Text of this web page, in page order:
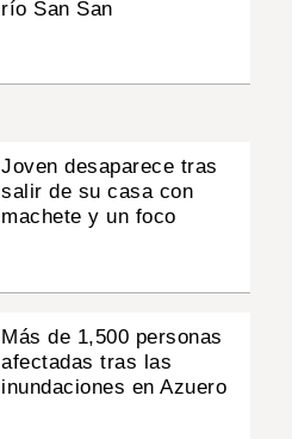
río San San
Joven desaparece tras
salir de su casa con
machete y un foco
Más de 1,500 personas
afectadas tras las
inundaciones en Azuero